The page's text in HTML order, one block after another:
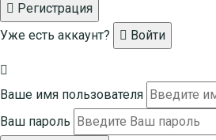
Регистрация
Уже есть аккаунт?
Войти
Ваше имя пользователя
Ваш пароль